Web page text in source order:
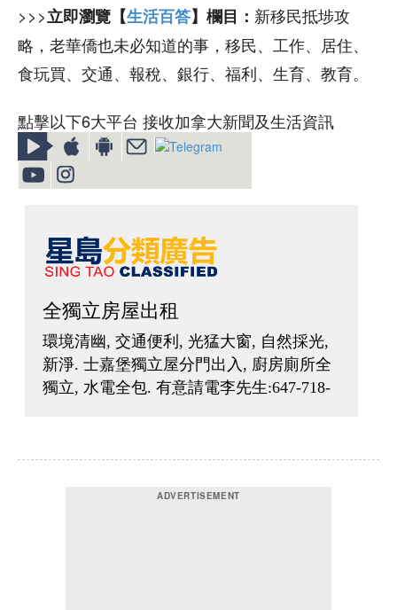
>>>立即瀏覽【生活百答】欄目： 新移民抵埗攻
略，老華僑也未必知道的事，移民、工作、居住、
食玩買、交通、報稅、銀行、福利、生育、教育。
點擊以下6大平台 接收加拿大新聞及生活資訊